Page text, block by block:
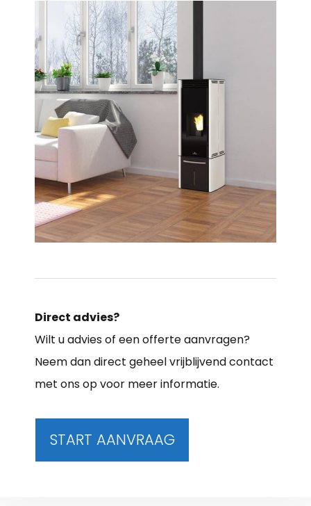
Direct advies?
Wilt u advies of een offerte aanvragen?
Neem dan direct geheel vrijblijvend contact
met ons op voor meer informatie.
START AANVRAAG